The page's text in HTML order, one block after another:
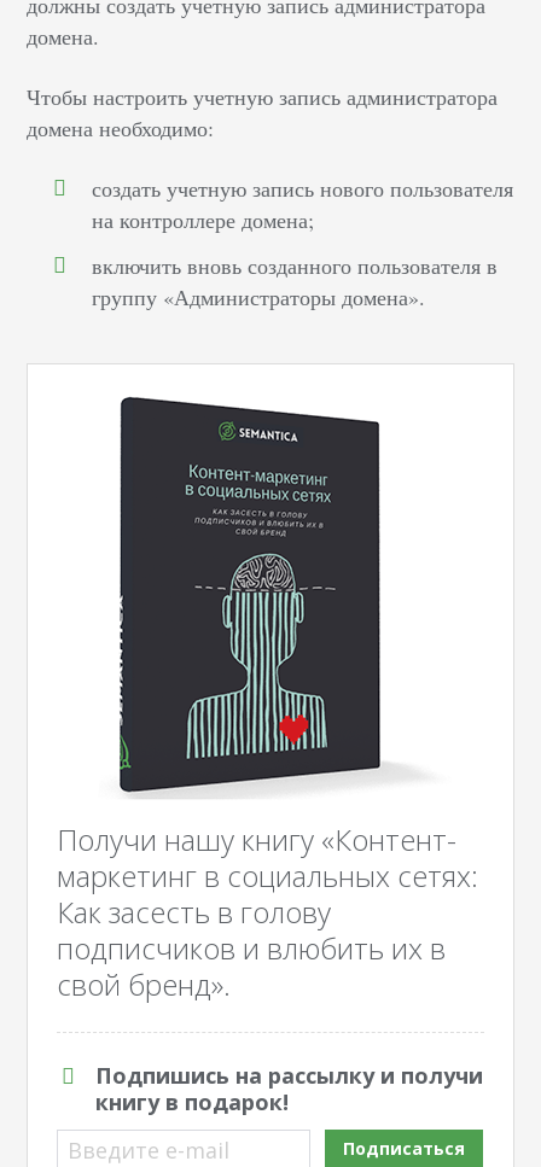
домена.
Чтобы настроить учетную запись администратора
домена необходимо:
создать учетную запись нового пользователя
на контроллере домена;
включить вновь созданного пользователя в
группу «Администраторы домена».
Получи нашу книгу «Контент-
маркетинг в социальных сетях:
Как засесть в голову
подписчиков и влюбить их в
свой бренд».
Подпишись на рассылку и получи
книгу в подарок!
Введите e-mail
Подписаться